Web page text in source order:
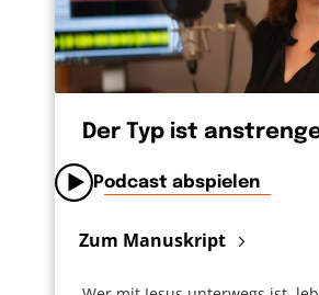
Der Typ ist
Podcast abspielen
Zum Manuskript